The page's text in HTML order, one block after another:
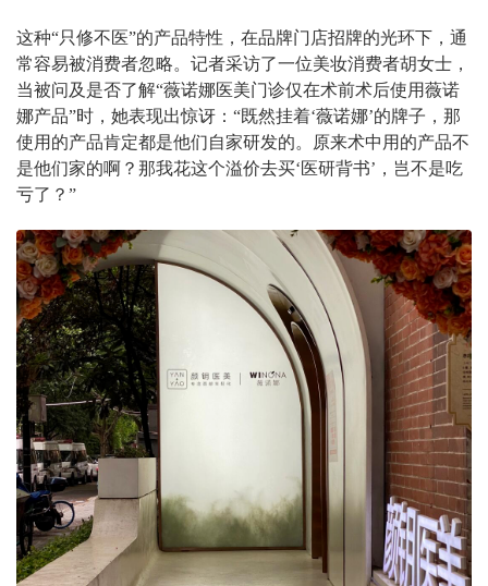
这种“只修不医”的产品特性，在品牌门店招牌的光环下，通
常容易被消费者忽略。记者采访了一位美妆消费者胡女士，
当被问及是否了解“薇诺娜医美门诊仅在术前术后使用薇诺
娜产品”时，她表现出惊讶：“既然挂着‘薇诺娜’的牌子，那
使用的产品肯定都是他们自家研发的。原来术中用的产品不
是他们家的啊？那我花这个溢价去买‘医研背书’，岂不是吃
亏了？”